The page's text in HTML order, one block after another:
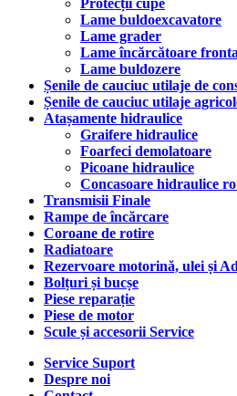
Protecții cupe
Lame buldoexcavatore
Lame grader
Lame încărcătoare
Lame buldozere
Șenile de cauciuc utilaje de
Șenile de cauciuc utilaje
Atașamente hidraulice
Graifere hidraulice
Foarfeci demolatoare
Picoane hidraulice
Concasoare hidraulice
Transmisii Finale
Rampe de încărcare
Coroane de rotire
Radiatoare
Rezervoare motorină, ulei și
Bolțuri și bucșe
Piese reparație
Piese de motor
Scule și accesorii Service
Service Suport
Despre noi